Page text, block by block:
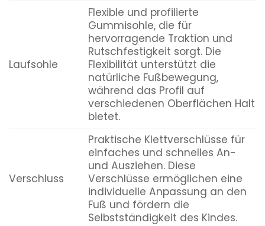
Laufsohle
Flexible und profilierte
Gummisohle, die für
hervorragende Traktion und
Rutschfestigkeit sorgt. Die
Flexibilität unterstützt die
natürliche Fußbewegung,
während das Profil auf
verschiedenen Oberflächen Halt
bietet.
Verschluss
Praktische Klettverschlüsse für
einfaches und schnelles An-
und Ausziehen. Diese
Verschlüsse ermöglichen eine
individuelle Anpassung an den
Fuß und fördern die
Selbstständigkeit des Kindes.